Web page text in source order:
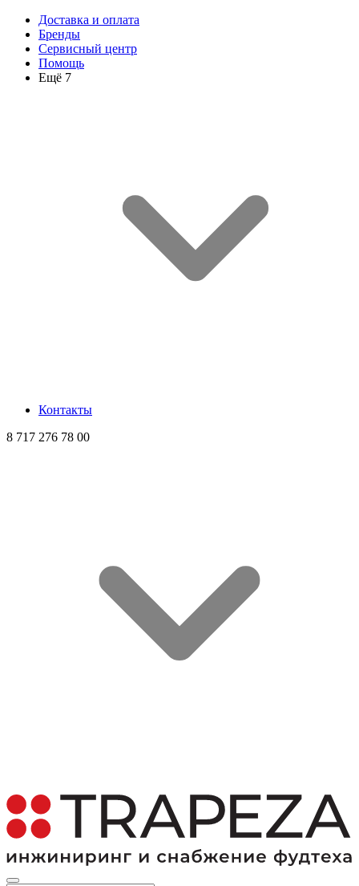
Доставка и оплата
Бренды
Сервисный центр
Помощь
Ещё 7
Контакты
8 717 276 78 00